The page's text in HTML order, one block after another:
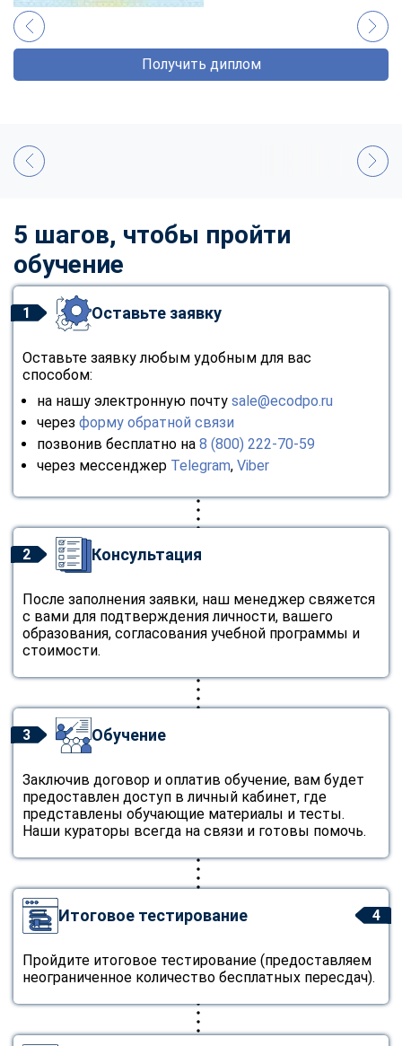
Получить диплом
5 шагов, чтобы пройти
обучение
1 Оставьте заявку
Оставьте заявку любым удобным для вас
способом:
на нашу электронную почту sale@ecodpo.ru
через форму обратной связи
позвонив бесплатно на 8 (800) 222-70-59
через мессенджер Telegram, Viber
2 Консультация
После заполнения заявки, наш менеджер свяжется
с вами для подтверждения личности, вашего
образования, согласования учебной программы и
стоимости.
3 Обучение
Заключив договор и оплатив обучение, вам будет
предоставлен доступ в личный кабинет, где
представлены обучающие материалы и тесты.
Наши кураторы всегда на связи и готовы помочь.
4
Итоговое тестирование
Пройдите итоговое тестирование (предоставляем
неограниченное количество бесплатных пересдач).